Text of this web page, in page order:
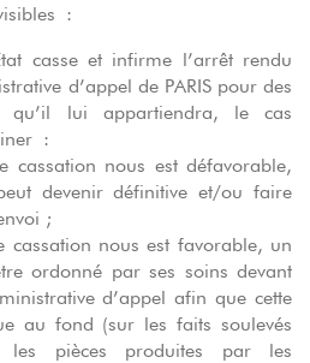
:
casse et infirme l’arrêt rendu
d’appel de PARIS pour des
qu’il lui appartiendra, le cas
:
cassation nous est défavorable,
devenir définitive et/ou faire
;
cassation nous est favorable, un
ordonné par ses soins devant
d’appel afin que cette
au fond (sur les faits soulevés
les pièces produites par les